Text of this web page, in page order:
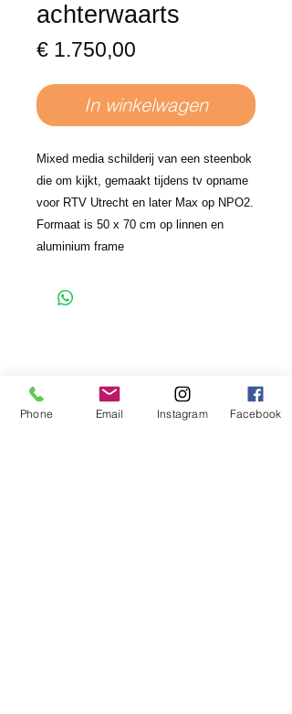
achterwaarts
€ 1.750,00
In winkelwagen
Mixed media schilderij van een steenbok
die om kijkt, gemaakt tijdens tv opname
voor RTV Utrecht en later Max op NPO2.
Formaat is 50 x 70 cm op linnen en
aluminium frame
Phone Email Instagram Facebook